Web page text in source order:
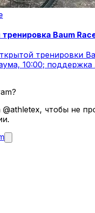
Baum
тренировки
10:00; поддержка
чтобы не